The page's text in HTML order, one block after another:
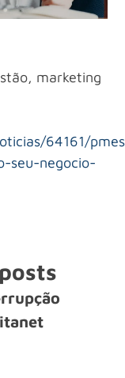
marketing
64161/
seu-negocio-